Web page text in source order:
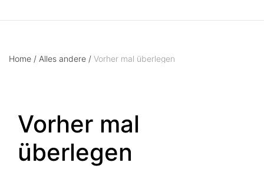
Home / Alles andere / Vorher mal überlegen
Vorher mal
überlegen